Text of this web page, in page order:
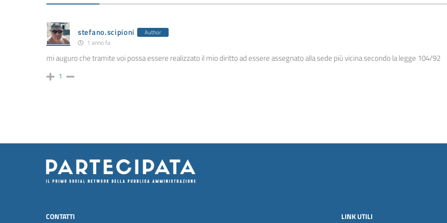
stefano.scipioni Author
1 anno fa
mi auguro che tramite voi possa essere realizzato il mio diritto ad essere assegnato alla sede più vicina secondo la legge 104/92
1
CONTATTI LINK UTILI